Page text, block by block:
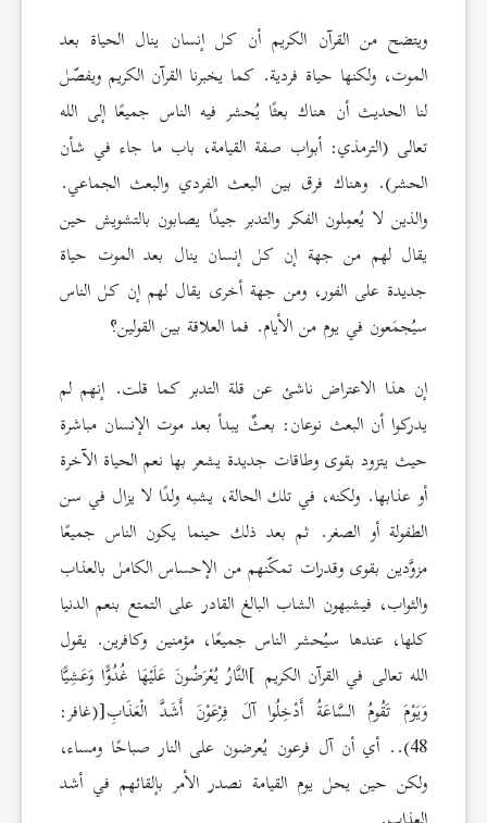
ويتضح من القرآن الكريم أن كل إنسان ينال الحياة بعد
الموت، ولكنها حياة فردية. كما يخبرنا القرآن الكريم ويفصّل
لنا الحديث أن هناك بعثًا يُحشر فيه الناس جميعًا إلى الله
تعالى (الترمذي: أبواب صفة القيامة، باب ما جاء في شأن
الحشر). وهناك فرق بين البعث الفردي والبعث الجماعي.
والذين لا يُعمِلون الفكر والتدبر جيدًا يصابون بالتشويش حين
يقال لهم من جهة إن كل إنسان ينال بعد الموت حياة
جديدة على الفور، ومن جهة أخرى يقال لهم إن كل الناس
سيُجمَعون في يوم من الأيام. فما العلاقة بين القولين؟
إن هذا الاعتراض ناشئ عن قلة التدبر كما قلت. إنهم لم
يدركوا أن البعث نوعان: بعثٌ يبدأ بعد موت الإنسان مباشرة
حيث يتزود بقوى وطاقات جديدة يشعر بها نعم الحياة الآخرة
أو عذابها. ولكنه، في تلك الحالة، يشبه ولدًا لا يزال في سن
الطفولة أو الصغر. ثم بعد ذلك حينما يكون الناس جميعًا
مزوَّدين بقوى وقدرات تمكّنهم من الإحساس الكامل بالعذاب
والثواب، فيشبهون الشاب البالغ القادر على التمتع بنعم الدنيا
كلها، عندها سيُحشر الناس جميعًا، مؤمنين وكافرين. يقول
الله تعالى في القرآن الكريم ]النَّارُ يُعْرَضُونَ عَلَيْهَا غُدُوًّا وَعَشِيًّا
وَيَوْمَ تَقُومُ السَّاعَةُ أَدْخِلُوا آلَ فِرْعَوْنَ أَشَدَّ الْعَذَابِ[(غافر:
48).. أي أن آل فرعون يُعرضون على النار صباحًا ومساء،
ولكن حين يحل يوم القيامة نصدر الأمر بإلقائهم في أشد